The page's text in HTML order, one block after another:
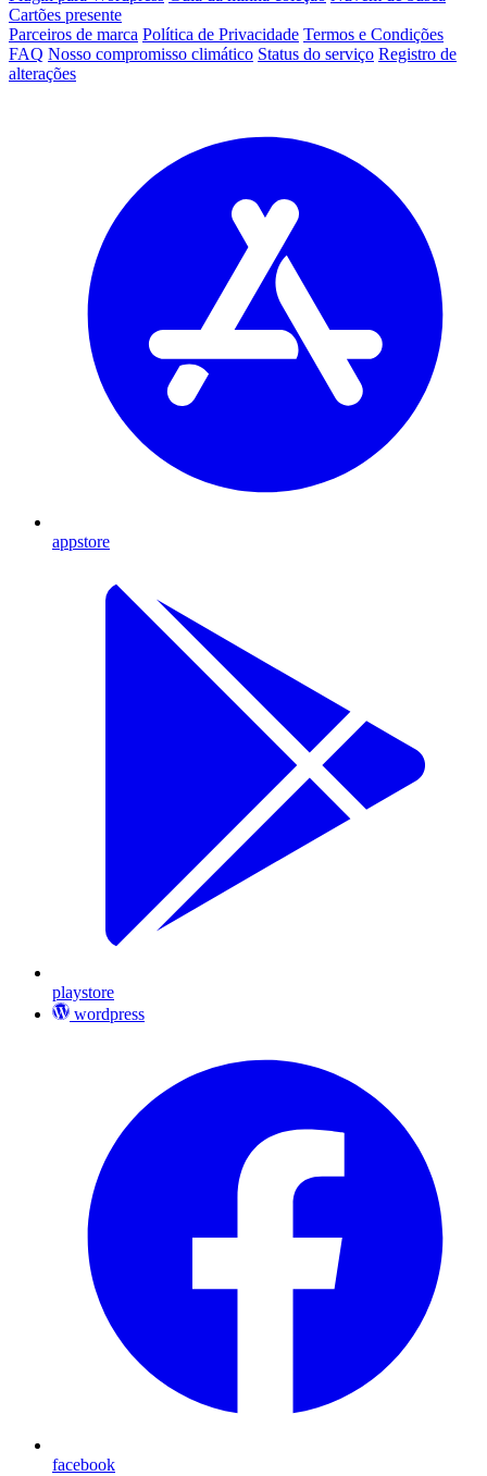
Cartões presente
Parceiros de marca Política de Privacidade Termos e Condições
FAQ Nosso compromisso climático Status do serviço Registro de
alterações
appstore
playstore
wordpress
facebook